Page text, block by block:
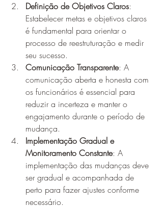
Definição de Objetivos Claros:
Estabelecer metas e objetivos claros
é fundamental para orientar o
processo de reestruturação e medir
seu sucesso.
Comunicação Transparente: A
comunicação aberta e honesta com
os funcionários é essencial para
reduzir a incerteza e manter o
engajamento durante o período de
mudança.
Implementação Gradual e
Monitoramento Constante: A
implementação das mudanças deve
ser gradual e acompanhada de
perto para fazer ajustes conforme
necessário.